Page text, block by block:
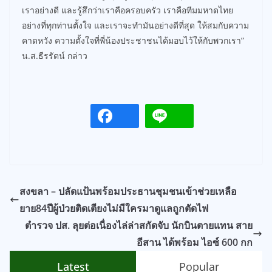
เราอย่างดี และรู้สึกว่าเราคือครอบครัว เราคือทีมมหาดไทย
อย่างที่ทุกท่านตั้งใจ และเราจะทำมันอย่างดีที่สุด ให้สมกับความ
คาดหวัง ความตั้งใจที่พี่น้องประชาชนได้มอบไว้ให้กับพวกเรา”
น.ส.ธีรรัตน์ กล่าว
สงขลา – ปลัดแป้นพร้อมประธานชุมชนเข้าช่วยเหลือ
ยาย84ปีผู้ป่วยติดเตียงไม่มีใครมาดูแลถูกตัดไฟ
ตำรวจ ปส. ลุยต่อเนื่องไล่ล่าสกัดจับ นักบินตายแทน สาย
อีสาน ได้พร้อม ไอซ์ 600 กก
Latest Popular